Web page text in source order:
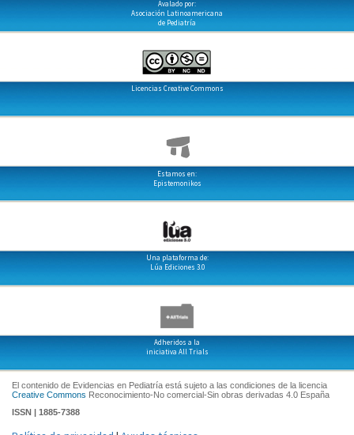
Avalado por:
Asociación Latinoamericana
de Pediatría
Licencias Creative Commons
Estamos en:
Epistemonikos
Una plataforma de:
Lúa Ediciones 3.0
Adheridos a la
iniciativa All Trials
El contenido de Evidencias en Pediatría está sujeto a las condiciones de la licencia
Creative Commons Reconocimiento-No comercial-Sin obras derivadas 4.0 España
ISSN | 1885-7388